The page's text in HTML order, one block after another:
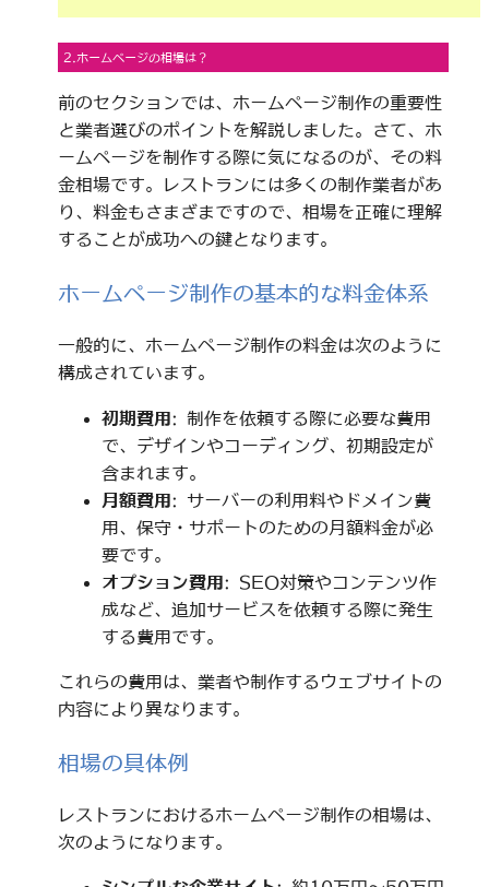
2.ホームページの相場は？
前のセクションでは、ホームページ制作の重要性
と業者選びのポイントを解説しました。さて、ホ
ームページを制作する際に気になるのが、その料
金相場です。レストランには多くの制作業者があ
り、料金もさまざまですので、相場を正確に理解
することが成功への鍵となります。
ホームページ制作の基本的な料金体系
一般的に、ホームページ制作の料金は次のように
構成されています。
初期費用: 制作を依頼する際に必要な費用
で、デザインやコーディング、初期設定が
含まれます。
月額費用: サーバーの利用料やドメイン費
用、保守・サポートのための月額料金が必
要です。
オプション費用: SEO対策やコンテンツ作
成など、追加サービスを依頼する際に発生
する費用です。
これらの費用は、業者や制作するウェブサイトの
内容により異なります。
相場の具体例
レストランにおけるホームページ制作の相場は、
次のようになります。